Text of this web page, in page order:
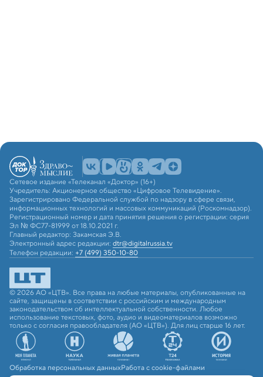
Сетевое издание «Телеканал «Доктор» (16+)
Учредитель: Акционерное общество «Цифровое Телевидение».
Зарегистрировано Федеральной службой по надзору в сфере связи,
информационных технологий и массовых коммуникаций (Роскомнадзор).
Регистрационный номер и дата принятия решения о регистрации: серия
Эл № ФС77-81999 от 18.10.2021 г.
Главный редактор: Закамская Э.В.
Электронный адрес редакции: dtr@digitalrussia.tv
Телефон редакции: +7 (499) 350-10-80
© 2026 АО «ЦТВ». Все права на любые материалы, опубликованные на
сайте, защищены в соответствии с российским и международным
законодательством об интеллектуальной собственности. Любое
использование текстовых, фото, аудио и видеоматериалов возможно
только с согласия правообладателя (АО «ЦТВ»). Для лиц старше 16 лет.
Обработка персональных данныхРабота с cookie-файлами